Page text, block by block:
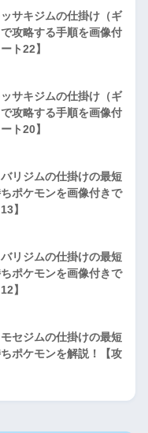
サキジムの仕掛け（ギ
攻略する手順を画像付
ト22】
サキジムの仕掛け（ギ
攻略する手順を画像付
ト20】
リジムの仕掛けの最短
ポケモンを画像付きで
】
リジムの仕掛けの最短
ポケモンを画像付きで
】
セジムの仕掛けの最短
ポケモンを解説！【攻